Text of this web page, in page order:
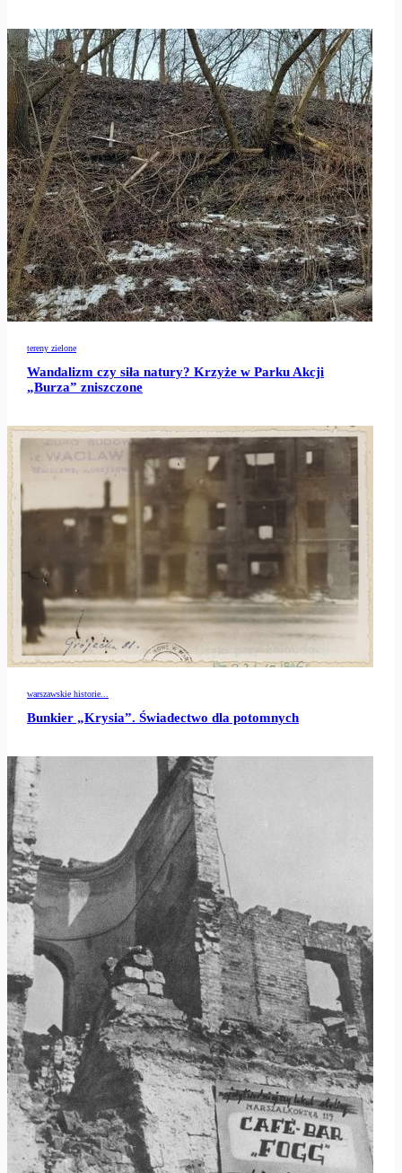
tereny zielone
Wandalizm czy siła natury? Krzyże w Parku Akcji
„Burza” zniszczone
warszawskie historie...
Bunkier „Krysia”. Świadectwo dla potomnych